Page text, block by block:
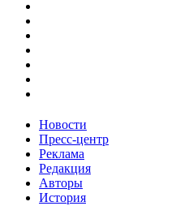
Новости
Пресс-центр
Реклама
Редакция
Авторы
История